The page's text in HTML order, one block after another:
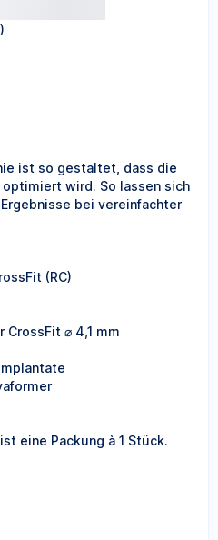
ist so gestaltet, dass die
wird. So lassen sich
bei vereinfachter
(RC)
⌀ 4,1 mm
eine Packung à 1 Stück.